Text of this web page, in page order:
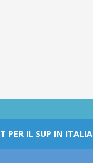
PER IL SUP IN ITALIA